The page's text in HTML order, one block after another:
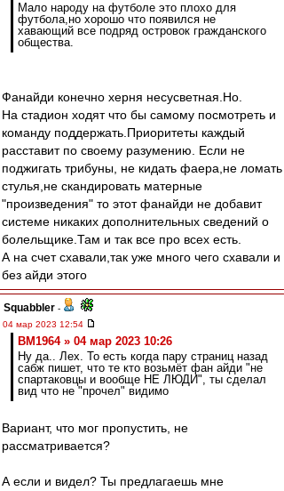
Мало народу на футболе это плохо для
футбола,но хорошо что появился не
хавающий все подряд островок гражданского
общества.
Фанайди конечно херня несусветная.Но.
На стадион ходят что бы самому посмотреть и
команду поддержать.Приоритеты каждый
расставит по своему разумению. Если не
поджигать трибуны, не кидать фаера,не ломать
стулья,не скандировать матерные
"произведения" то этот фанайди не добавит
системе никаких дополнительных сведений о
болельщике.Там и так все про всех есть.
А на счет схавали,так уже много чего схавали и
без айди этого
Squabbler -
04 мар 2023 12:54
BM1964 » 04 мар 2023 10:26
Ну да.. Лех. То есть когда пару страниц назад
сабж пишет, что те кто возьмёт фан айди "не
спартаковцы и вообще НЕ ЛЮДИ", ты сделал
вид что не "прочел" видимо
Вариант, что мог пропустить, не
рассматривается?
А если и видел? Ты предлагаешь мне